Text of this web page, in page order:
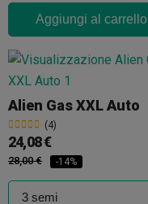
Aggiungi al carrello
Alien Gas XXL Auto
(4)
24,08 €
28,00 € -14%